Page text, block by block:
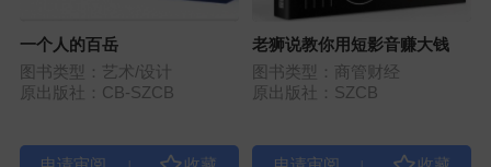
一个人的百岳
图书类型：艺术/设计
原出版社：CB-SZCB
老狮说教你用短影音赚大钱
图书类型：商管财经
原出版社：SZCB